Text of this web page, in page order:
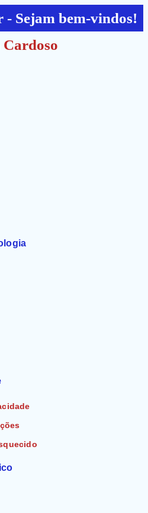
Sejam bem-vindos!